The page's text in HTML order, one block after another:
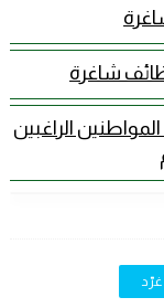
الراغبين
غرّد